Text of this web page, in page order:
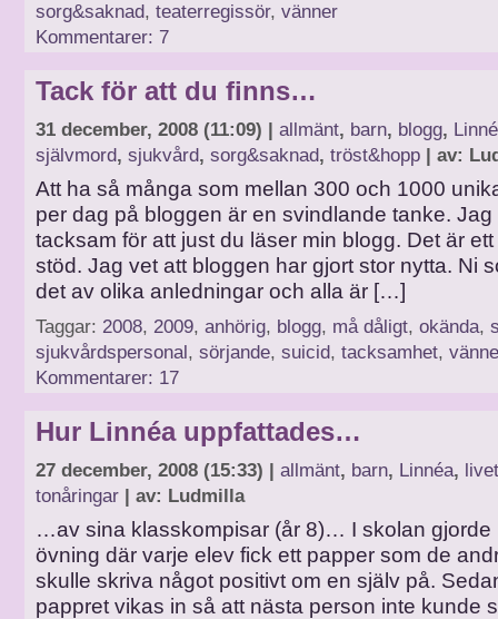
sorg&saknad, teaterregissör, vänner
Kommentarer: 7
Tack för att du finns…
31 december, 2008 (11:09) | allmänt, barn, blogg,
självmord, sjukvård, sorg&saknad, tröst&hopp | av:
Att ha så många som mellan 300 och 1000
per dag på bloggen är en svindlande tanke. Jag
tacksam för att just du läser min blogg. Det är
stöd. Jag vet att bloggen har gjort stor nytta. Ni
det av olika anledningar och alla är […]
Taggar: 2008, 2009, anhörig, blogg, må dåligt, okända,
sjukvårdspersonal, sörjande, suicid, tacksamhet,
Kommentarer: 17
Hur Linnéa uppfattades…
27 december, 2008 (15:33) | allmänt, barn, Linnéa, livet
tonåringar | av: Ludmilla
…av sina klasskompisar (år 8)… I skolan gjorde
övning där varje elev fick ett papper som de
skulle skriva något positivt om en själv på.
pappret vikas in så att nästa person inte kunde